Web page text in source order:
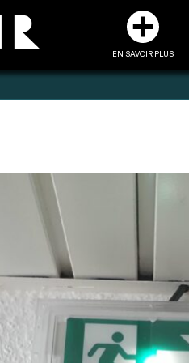
EN SAVOIR PLUS
Exporter sa liste et ses fiches
produits pour l’utiliser comme
un outil d’aide à la conception
de projet